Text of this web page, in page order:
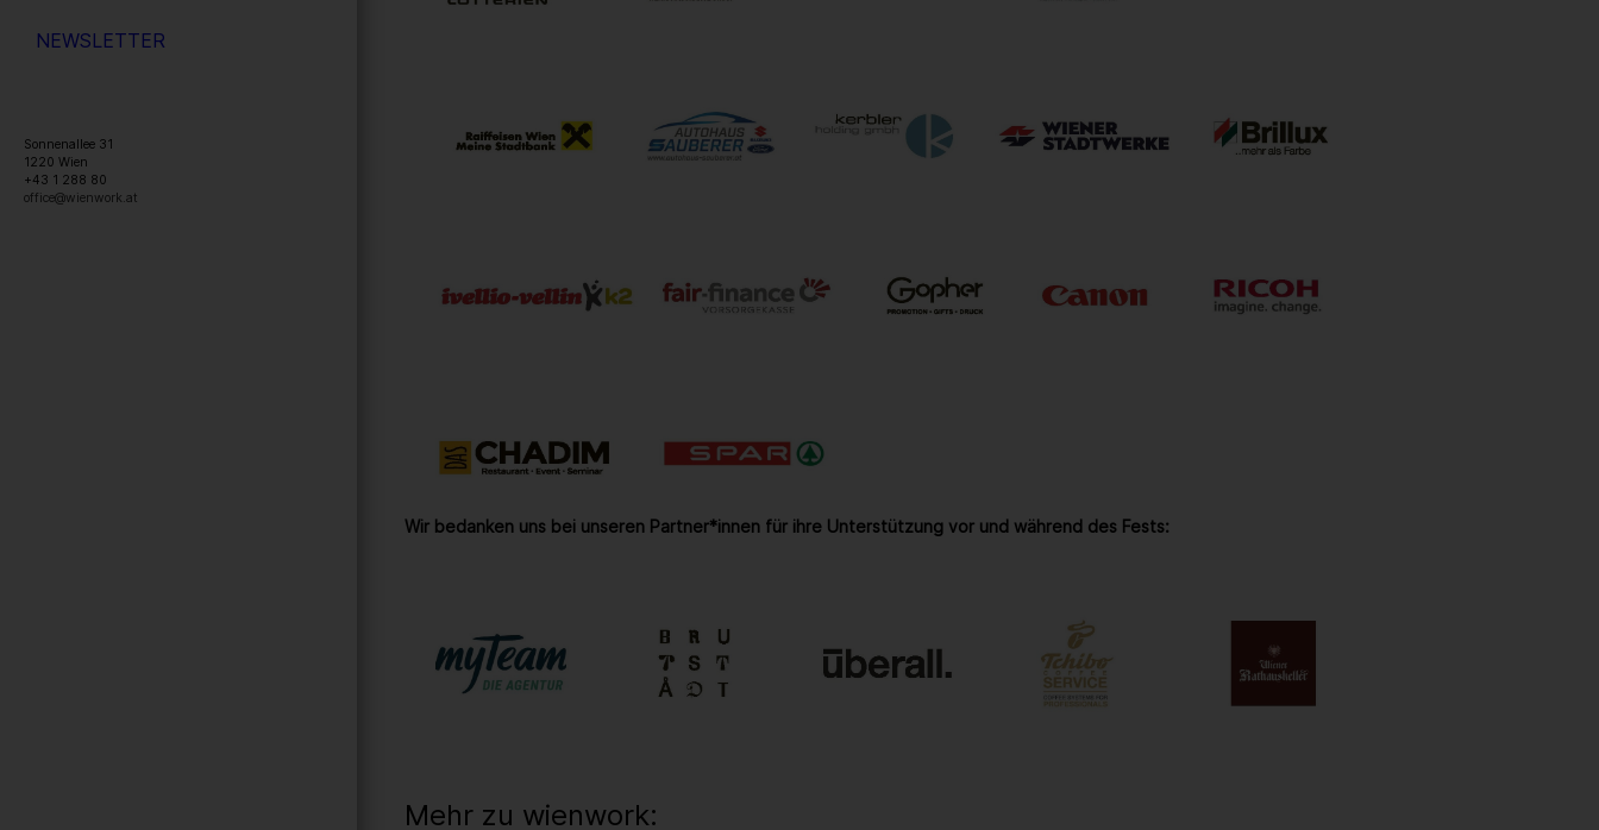
NEWSLETTER
Sonnenallee 31
1220 Wien
+43 1 288 80
office@wienwork.at
Wir bedanken uns bei unseren Partner*innen für ihre Unterstützung vor und während des Fests:
Mehr zu wienwork: